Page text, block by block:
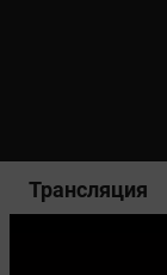
Трансляция